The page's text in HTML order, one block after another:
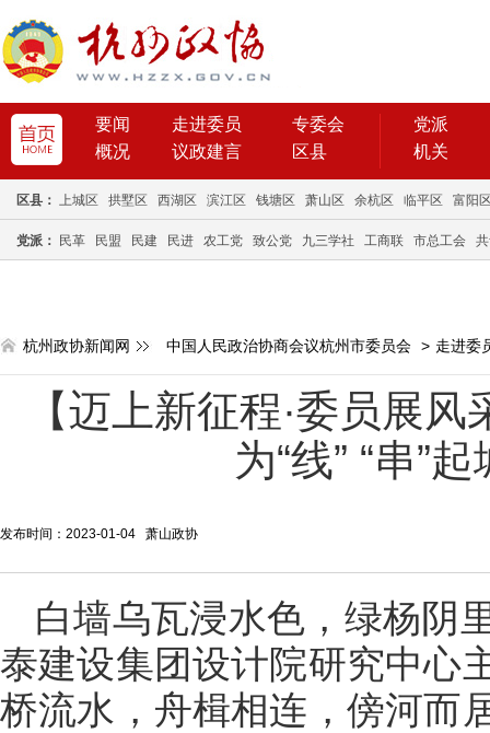
要闻 走进委员
专委会
概况
议政建言 区县
党派
机关
区县： 上城区 拱墅区 西湖区 滨江区 钱塘区 萧山区 余杭区 临平区 富阳
党派： 民革 民盟 民建 民进 农工党 致公党 九三学社 工商联 市总工会
杭州政协新闻网 中国人民政治协商会议杭州市委员会 > 走进委
【迈上新征程·委员展
为“线” “串”
发布时间：2023-01-04 萧山政协
白墙乌瓦浸水色，绿杨阴
泰建设集团设计院研究中心
桥流水，舟楫相连，傍河而